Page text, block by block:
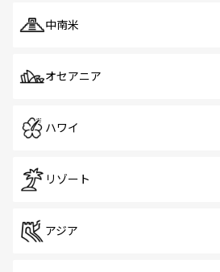
中南米
オセアニア
ハワイ
リゾート
アジア